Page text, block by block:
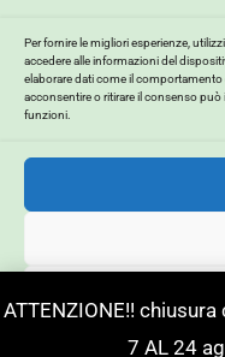
Per fornire le migliori esperienze,
accedere alle informazioni del
elaborare dati come il
acconsentire o ritirare il consenso
funzioni.
ATTENZIONE!!
7 AL 24
Copyright